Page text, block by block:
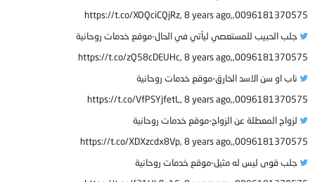
0096181370575,,https://t.co/XOQciCQjRz,
8 years ago
جلب الحبيب للمستعصي ليأتي في الحال-موقع خدمات روحانية
0096181370575,,https://t.co/zQ58cDEUHc,
8 years ago
ناب او سن الاسد الخارق-موقع خدمات روحانية
0096181370575,,https://t.co/VfPSYjfetL,
8 years ago
لزواج المعطلة عن الزواج-موقع خدمات روحانية
0096181370575,,https://t.co/XDXzcdx8Vp,
8 years ago
جلب قوى ليس له مثيل-موقع خدمات روحانية